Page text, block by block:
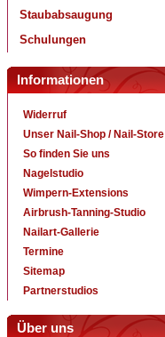
Staubabsaugung
Schulungen
Informationen
Widerruf
Unser Nail-Shop / Nail-Store
So finden Sie uns
Nagelstudio
Wimpern-Extensions
Airbrush-Tanning-Studio
Nailart-Gallerie
Termine
Sitemap
Partnerstudios
Über uns